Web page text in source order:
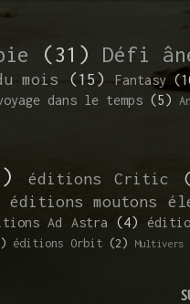
(31) Défi
mois (15) Fantasy
dans le temps (5)
éditions Critic
éditions moutons
Ad Astra (4)
éditions Orbit (2) Multivers